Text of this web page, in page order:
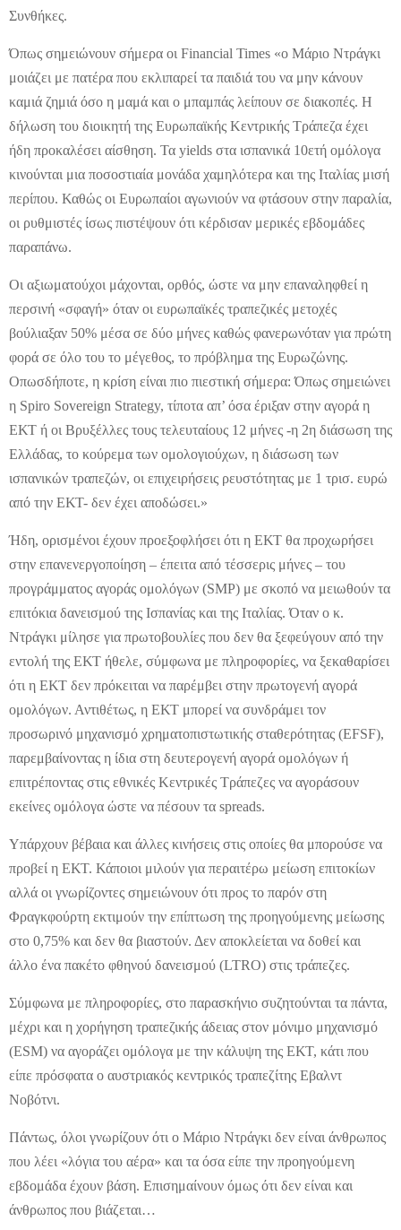
Συνθήκες.
Όπως σημειώνουν σήμερα οι Financial Times «ο Μάριο Ντράγκι
μοιάζει με πατέρα που εκλιπαρεί τα παιδιά του να μην κάνουν
καμιά ζημιά όσο η μαμά και ο μπαμπάς λείπουν σε διακοπές. Η
δήλωση του διοικητή της Ευρωπαϊκής Κεντρικής Τράπεζα έχει
ήδη προκαλέσει αίσθηση. Τα yields στα ισπανικά 10ετή ομόλογα
κινούνται μια ποσοστιαία μονάδα χαμηλότερα και της Ιταλίας μισή
περίπου. Καθώς οι Ευρωπαίοι αγωνιούν να φτάσουν στην παραλία,
οι ρυθμιστές ίσως πιστέψουν ότι κέρδισαν μερικές εβδομάδες
παραπάνω.
Οι αξιωματούχοι μάχονται, ορθός, ώστε να μην επαναληφθεί η
περσινή «σφαγή» όταν οι ευρωπαϊκές τραπεζικές μετοχές
βούλιαξαν 50% μέσα σε δύο μήνες καθώς φανερωνόταν για πρώτη
φορά σε όλο του το μέγεθος, το πρόβλημα της Ευρωζώνης.
Οπωσδήποτε, η κρίση είναι πιο πιεστική σήμερα: Όπως σημειώνει
η Spiro Sovereign Strategy, τίποτα απ’ όσα έριξαν στην αγορά η
ΕΚΤ ή οι Βρυξέλλες τους τελευταίους 12 μήνες -η 2η διάσωση της
Ελλάδας, το κούρεμα των ομολογιούχων, η διάσωση των
ισπανικών τραπεζών, οι επιχειρήσεις ρευστότητας με 1 τρισ. ευρώ
από την ΕΚΤ- δεν έχει αποδώσει.»
Ήδη, ορισμένοι έχουν προεξοφλήσει ότι η ΕΚΤ θα προχωρήσει
στην επανενεργοποίηση – έπειτα από τέσσερις μήνες – του
προγράμματος αγοράς ομολόγων (SMP) με σκοπό να μειωθούν τα
επιτόκια δανεισμού της Ισπανίας και της Ιταλίας. Όταν ο κ.
Ντράγκι μίλησε για πρωτοβουλίες που δεν θα ξεφεύγουν από την
εντολή της ΕΚΤ ήθελε, σύμφωνα με πληροφορίες, να ξεκαθαρίσει
ότι η ΕΚΤ δεν πρόκειται να παρέμβει στην πρωτογενή αγορά
ομολόγων. Αντιθέτως, η ΕΚΤ μπορεί να συνδράμει τον
προσωρινό μηχανισμό χρηματοπιστωτικής σταθερότητας (EFSF),
παρεμβαίνοντας η ίδια στη δευτερογενή αγορά ομολόγων ή
επιτρέποντας στις εθνικές Κεντρικές Τράπεζες να αγοράσουν
εκείνες ομόλογα ώστε να πέσουν τα spreads.
Υπάρχουν βέβαια και άλλες κινήσεις στις οποίες θα μπορούσε να
προβεί η ΕΚΤ. Κάποιοι μιλούν για περαιτέρω μείωση επιτοκίων
αλλά οι γνωρίζοντες σημειώνουν ότι προς το παρόν στη
Φραγκφούρτη εκτιμούν την επίπτωση της προηγούμενης μείωσης
στο 0,75% και δεν θα βιαστούν. Δεν αποκλείεται να δοθεί και
άλλο ένα πακέτο φθηνού δανεισμού (LTRO) στις τράπεζες.
Σύμφωνα με πληροφορίες, στο παρασκήνιο συζητούνται τα πάντα,
μέχρι και η χορήγηση τραπεζικής άδειας στον μόνιμο μηχανισμό
(ESM) να αγοράζει ομόλογα με την κάλυψη της ΕΚΤ, κάτι που
είπε πρόσφατα ο αυστριακός κεντρικός τραπεζίτης Εβαλντ
Νοβότνι.
Πάντως, όλοι γνωρίζουν ότι ο Μάριο Ντράγκι δεν είναι άνθρωπος
που λέει «λόγια του αέρα» και τα όσα είπε την προηγούμενη
εβδομάδα έχουν βάση. Επισημαίνουν όμως ότι δεν είναι και
άνθρωπος που βιάζεται…